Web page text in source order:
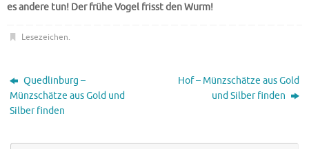
es andere tun! Der frühe Vogel frisst den Wurm!
Lesezeichen.
Quedlinburg –
Münzschätze aus Gold und
Silber finden
Hof – Münzschätze aus Gold
und Silber finden